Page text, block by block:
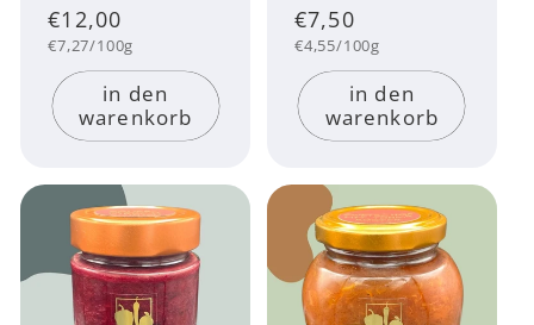
Normaler
Preis
€12,00
Grundpreis
€7,27/100g
in den
warenkorb
Normaler
Preis
€7,50
Grundpreis
€4,55/100g
in den
warenkorb